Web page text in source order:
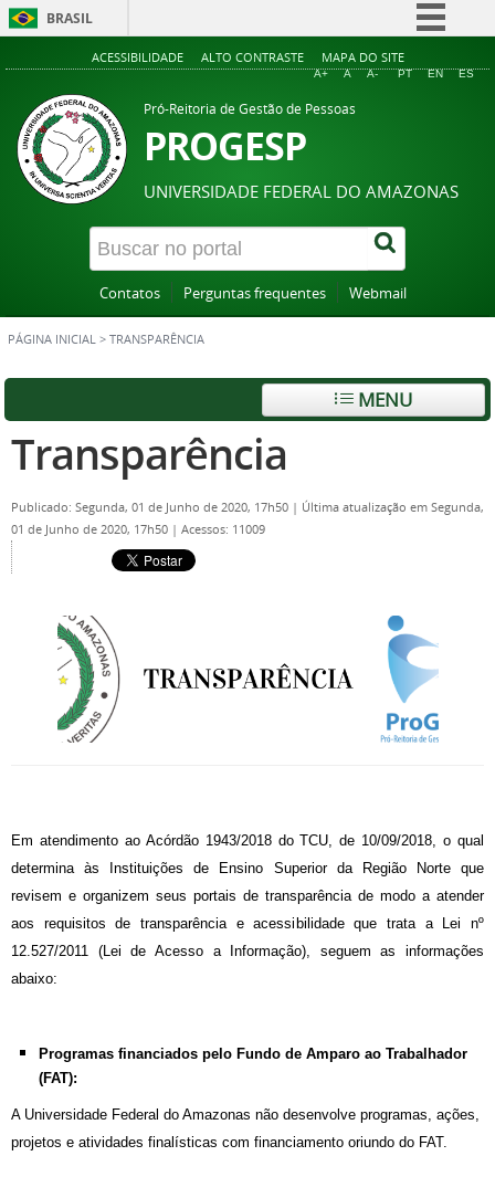
BRASIL
Simplifique!
Acesso à informação
Legislação
Canais
ACESSIBILIDADE ALTO CONTRASTE MAPA DO SITE
A+ A A- PT EN ES
Pró-Reitoria de Gestão de Pessoas
PROGESP
UNIVERSIDADE FEDERAL DO AMAZONAS
Contatos Perguntas frequentes Webmail
PÁGINA INICIAL > TRANSPARÊNCIA
MENU
Transparência
Publicado: Segunda, 01 de Junho de 2020, 17h50 | Última atualização em Segunda,
01 de Junho de 2020, 17h50 | Acessos: 11009
Em atendimento ao Acórdão 1943/2018 do TCU, de 10/09/2018, o qual
determina às Instituições de Ensino Superior da Região Norte que
revisem e organizem seus portais de transparência de modo a atender
aos requisitos de transparência e acessibilidade que trata a Lei nº
12.527/2011 (Lei de Acesso a Informação), seguem as informações
abaixo:
Programas financiados pelo Fundo de Amparo ao Trabalhador
(FAT):
A Universidade Federal do Amazonas não desenvolve programas, ações,
projetos e atividades finalísticas com financiamento oriundo do FAT.